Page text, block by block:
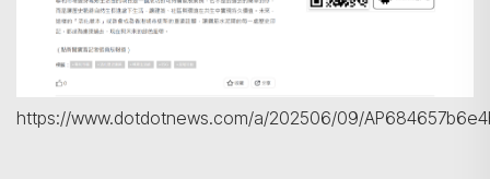
https://www.dotdotnews.com/a/202506/09/